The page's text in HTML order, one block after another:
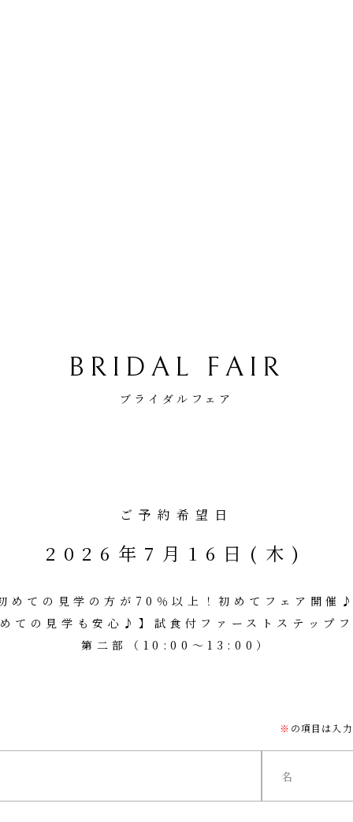
BRIDAL FAIR
ブライダルフェア
ご予約希望日
2026年7月16日(木)
めての見学の方が70％以上！初めてフェア開催♪
ての見学も安心♪】試食付ファーストステップフ
第二部（10:00～13:00）
※ の項目は入